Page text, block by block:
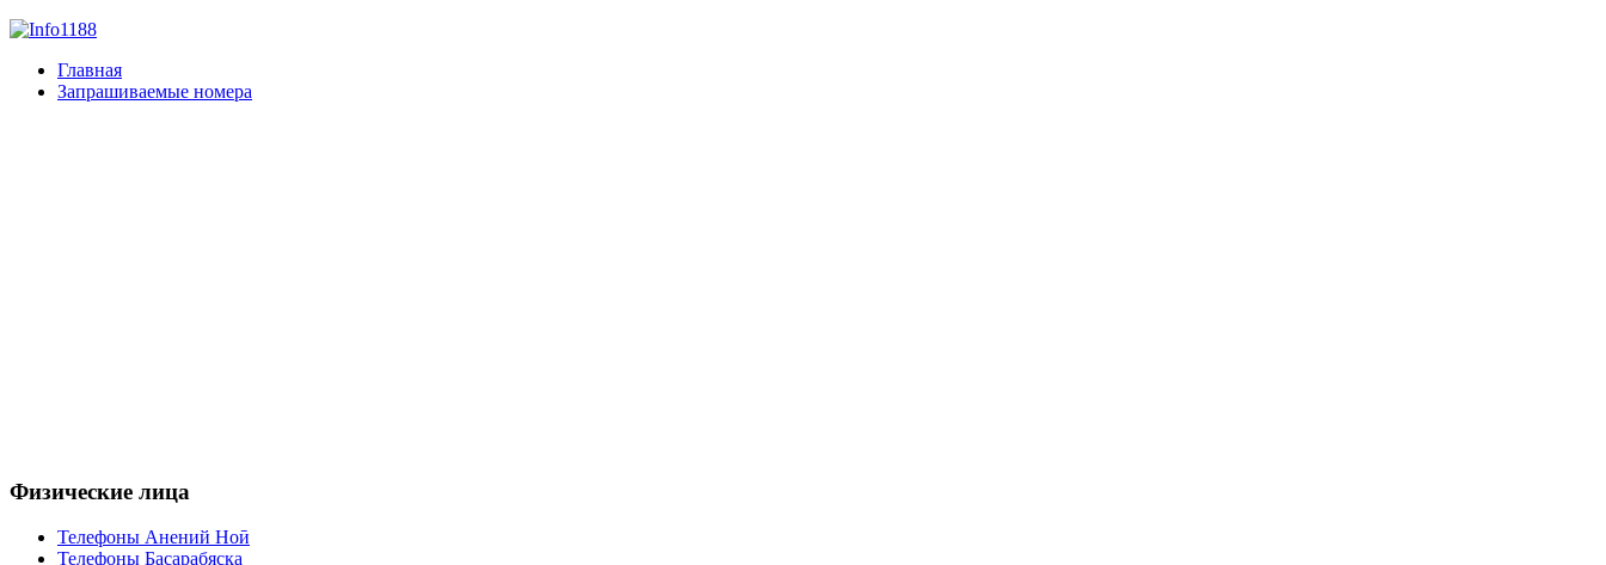
Главная
Запрашиваемые номера
Физические лица
Телефоны Анений Ноӣ
Телефоны Басарабяска